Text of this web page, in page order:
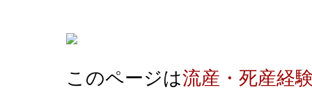
このページは流産・死産経